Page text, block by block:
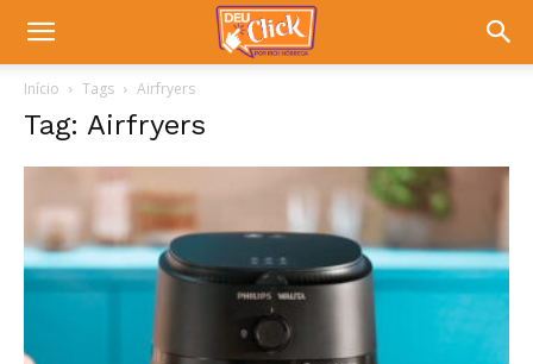
Início Tags Airfryers
Tag: Airfryers